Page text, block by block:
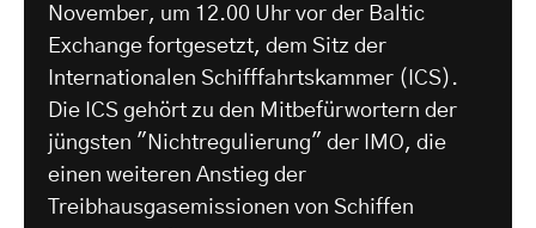
November, um 12.00 Uhr vor der Baltic
Exchange fortgesetzt, dem Sitz der
Internationalen Schifffahrtskammer (ICS).
Die ICS gehört zu den Mitbefürwortern der
jüngsten "Nichtregulierung" der IMO, die
einen weiteren Anstieg der
Treibhausgasemissionen von Schiffen